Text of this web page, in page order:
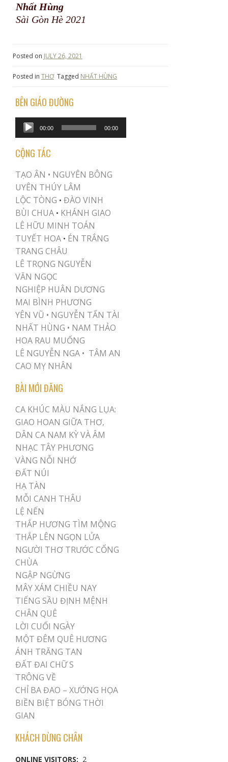
Nhất Hùng
Sài Gòn Hè 2021
Posted on JULY 26, 2021
Posted in THƠ Tagged NHẤT HÙNG
BÊN GIÁO ĐƯỜNG
Audio
Player
00:00 00:00
CỘNG TÁC
TẠO ÂN • NGUYÊN BÔNG
UYÊN THÚY LÂM
LỘC TÒNG • ĐÀO VINH
BÙI CHUA • KHÁNH GIAO
LÊ HỮU MINH TOÁN
TUYẾT HOA • ÉN TRẮNG
TRANG CHÂU
LÊ TRỌNG NGUYỄN
VĂN NGỌC
NGHIỆP HUÂN DƯƠNG
MAI BÌNH PHƯƠNG
YÊN VŨ • NGUYỄN TẤN TÀI
NHẤT HÙNG • NAM THẢO
HOA RAU MUỐNG
LÊ NGUYỄN NGA • TÂM AN
CAO MỴ NHÂN
BÀI MỚI ĐĂNG
CA KHÚC MÀU NẮNG LỤA:
GIAO HOAN GIỮA THƠ,
DÂN CA NAM KỲ VÀ ÂM
NHẠC TÂY PHƯƠNG
VÀNG NỖI NHỚ
ĐẤT NÚI
HẠ TÀN
MỖI CANH THÂU
LỆ NẾN
THẮP HƯƠNG TÌM MỘNG
THẮP LÊN NGỌN LỬA
NGƯỜI THƠ TRƯỚC CỔNG
CHÙA
NGẬP NGỪNG
MÂY XÁM CHIỀU NAY
TIẾNG SẦU ĐỊNH MỆNH
CHÂN QUÊ
LỜI CUỐI NGÀY
MỘT ĐÊM QUÊ HƯƠNG
ÁNH TRĂNG TAN
ĐẤT ĐAI CHỮ S
TRÔNG VỀ
CHỈ BA ĐAO – XƯỚNG HỌA
BIỀN BIỆT BÓNG THỜI
GIAN
KHÁCH DỪNG CHÂN
ONLINE VISITORS: 2